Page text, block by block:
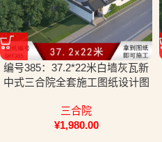
编号385：37.2*22米白墙灰瓦新
中式三合院全套施工图纸设计图
三合院
¥1,980.00